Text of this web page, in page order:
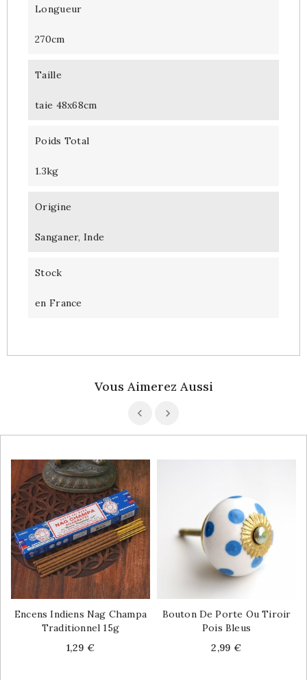
Longueur
270cm
Taille
taie 48x68cm
Poids Total
1.3kg
Origine
Sanganer, Inde
Stock
en France
Vous Aimerez Aussi
Encens Indiens Nag Champa
Traditionnel 15g
Price
1,29 €
Bouton De Porte Ou Tiroir
Pois Bleus
Price
2,99 €